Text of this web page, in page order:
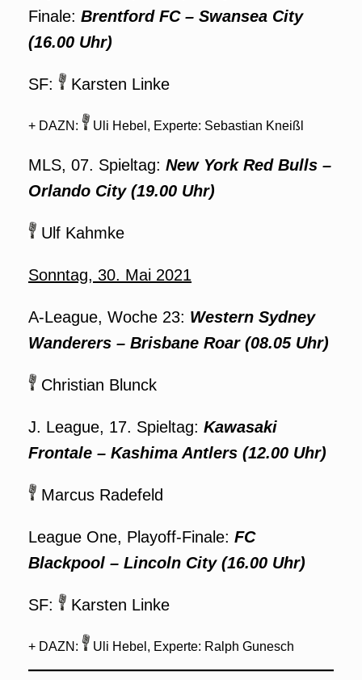
Finale: Brentford FC – Swansea City
(16.00 Uhr)
SF: Karsten Linke
+ DAZN: Uli Hebel, Experte: Sebastian Kneißl
MLS, 07. Spieltag: New York Red Bulls –
Orlando City (19.00 Uhr)
Ulf Kahmke
Sonntag, 30. Mai 2021
A-League, Woche 23: Western Sydney
Wanderers – Brisbane Roar (08.05 Uhr)
Christian Blunck
J. League, 17. Spieltag: Kawasaki
Frontale – Kashima Antlers (12.00 Uhr)
Marcus Radefeld
League One, Playoff-Finale: FC
Blackpool – Lincoln City (16.00 Uhr)
SF: Karsten Linke
+ DAZN: Uli Hebel, Experte: Ralph Gunesch